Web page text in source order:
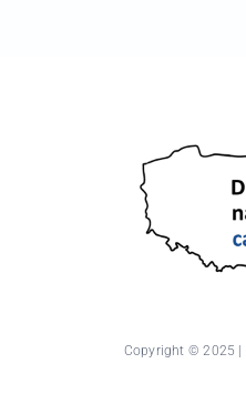
Copyright © 2025 |